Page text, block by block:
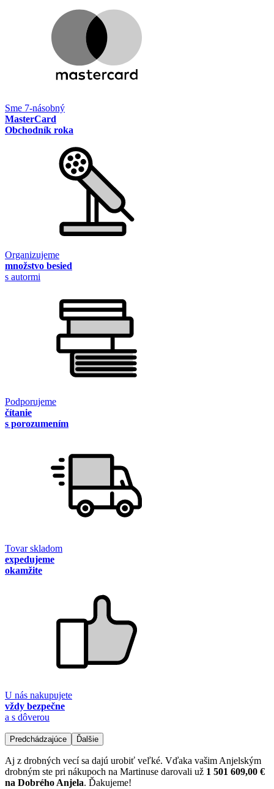
Sme 7-násobný
MasterCard
Obchodník roka
Organizujeme
množstvo besied
s autormi
Podporujeme
čítanie
s porozumením
Tovar skladom
expedujeme
okamžite
U nás nakupujete
vždy bezpečne
a s dôverou
Predchádzajúce Ďalšie
Aj z drobných vecí sa dajú urobiť veľké. Vďaka vašim Anjelským
drobným ste pri nákupoch na Martinuse darovali už 1 501 609,00 €
na Dobrého Anjela. Ďakujeme!